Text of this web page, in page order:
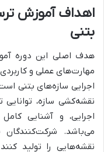
اهداف آموزش
بتنی
هدف اصلی این دوره
مهارت‌های عملی و
اجرایی سازه‌های بتنی
نقشه‌کشی سازه،
اجرایی، و آشنایی
می‌باشد. شرکت‌کنندگان
نقشه‌هایی را تولید